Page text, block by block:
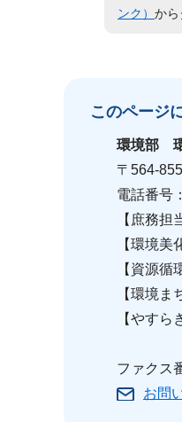
ンク） から
このページ
環境部
〒564-
電話番号：
【庶務担
【環境美
【資源循
【環境
【やす
ファクス
お問